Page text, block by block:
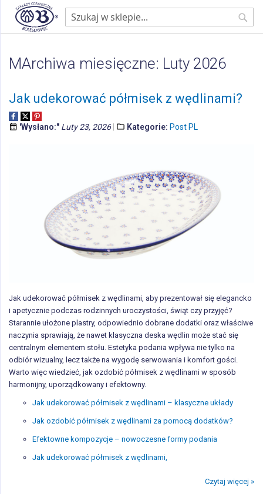
Strona główna
MArchiwa miesięczne: Luty 2026
Jak udekorować półmisek z wędlinami?
'Wysłano:" Luty 23, 2026 Kategorie: Post PL
Jak udekorować półmisek z wędlinami, aby prezentował się elegancko
i apetycznie podczas rodzinnych uroczystości, świąt czy przyjęć?
Starannie ułożone plastry, odpowiednio dobrane dodatki oraz właściwe
naczynia sprawiają, że nawet klasyczna deska wędlin może stać się
centralnym elementem stołu. Estetyka podania wpływa nie tylko na
odbiór wizualny, lecz także na wygodę serwowania i komfort gości.
Warto więc wiedzieć, jak ozdobić półmisek z wędlinami w sposób
harmonijny, uporządkowany i efektowny.
Jak udekorować półmisek z wędlinami – klasyczne układy
Jak ozdobić półmisek z wędlinami za pomocą dodatków?
Efektowne kompozycje – nowoczesne formy podania
Jak udekorować półmisek z wędlinami,
Czytaj więcej »